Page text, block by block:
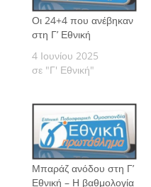
Οι 24+4 που ανέβηκαν
στη Γ’ Εθνική
4 Ιουνίου 2025
σε "Γ' Εθνική"
Μπαράζ ανόδου στη Γ’
Εθνική – Η βαθμολογία